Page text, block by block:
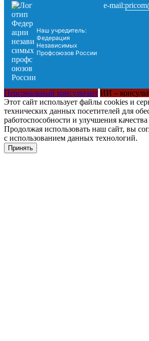
Наш учредитель:
Федерация
Независимых
Профсоюзов России
e-mail:
Персональный консультант ИИ –
Этот сайт использует файлы cookies и
технических данных посетителей для
работоспособности и улучшения
Продолжая использовать наш сайт, вы
с использованием данных технологий.
Принять